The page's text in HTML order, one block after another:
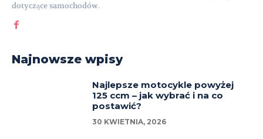
dotyczące samochodów.
Najnowsze wpisy
Najlepsze motocykle powyżej
125 ccm – jak wybrać i na co
postawić?
30 KWIETNIA, 2026